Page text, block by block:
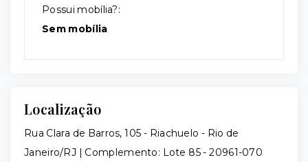
Possui mobília?:
Sem mobília
Localização
Rua Clara de Barros, 105 - Riachuelo - Rio de
Janeiro/RJ | Complemento: Lote 85- 20961-070